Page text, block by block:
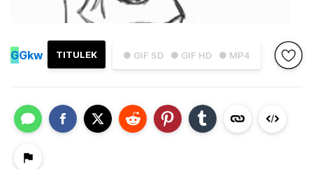
● GIF SD ● GIF HD ● MP4
TITULEK
GGkw